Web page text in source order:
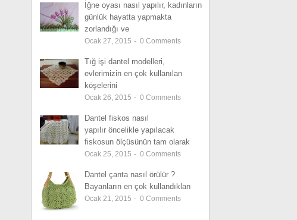
İğne oyası nasıl yapılır, kadınların
günlük hayatta yapmakta
zorlandığı ve
Ocak 27, 2015 - 0 Comments
Tığ işi dantel modelleri,
evlerimizin en çok kullanılan
köşelerini
Ocak 26, 2015 - 0 Comments
Dantel fiskos nasıl
yapılır öncelikle yapılacak
fiskosun ölçüsünün tam olarak
Ocak 25, 2015 - 0 Comments
Dantel çanta nasıl örülür ?
Bayanların en çok kullandıkları
Ocak 21, 2015 - 0 Comments